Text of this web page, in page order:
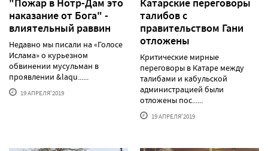
наказание от Бога" -
влиятельный раввин
Недавно мы писали на «Голосе
Ислама» о курьезном
обвинении мусульман в
проявлении &laqu......
19 АПРЕЛЯ'2019
талибов с
правительством Гани
отложены
Критические мирные
переговоры в Катаре между
талибами и кабульской
администрацией были
отложены пос......
19 АПРЕЛЯ'2019